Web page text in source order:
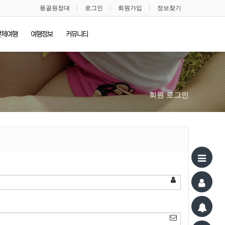
몽골원정대 로그인 회원가입 정보찾기
여행 여행정보 커뮤니티
회원 로그인